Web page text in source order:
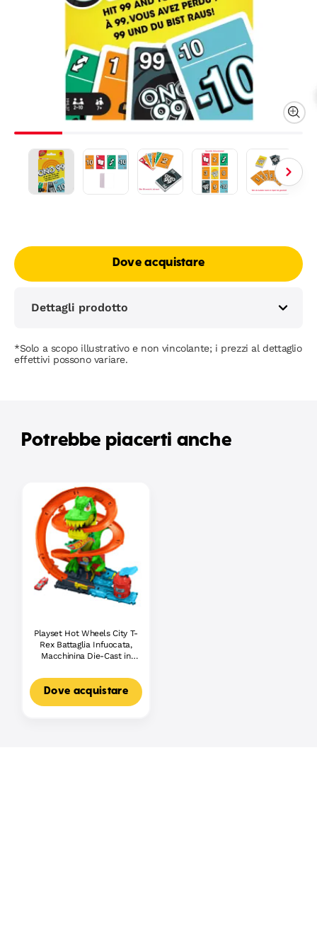
Dove acquistare
Dettagli prodotto
*Solo a scopo illustrativo e non vincolante; i prezzi al dettaglio
effettivi possono variare.
Potrebbe piacerti anche
Playset Hot Wheels City T-
Rex Battaglia Infuocata,
Macchinina Die-Cast in
Nemico
Dove acquistare